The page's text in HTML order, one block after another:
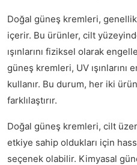
Doğal güneş kremleri,
içerir. Bu ürünler, cilt
ışınlarını fiziksel olarak
güneş kremleri, UV ışınlarını
kullanır. Bu durum, her iki
farklılaştırır.
Doğal güneş kremleri, cilt
etkiye sahip oldukları için
seçenek olabilir. Kimyasal